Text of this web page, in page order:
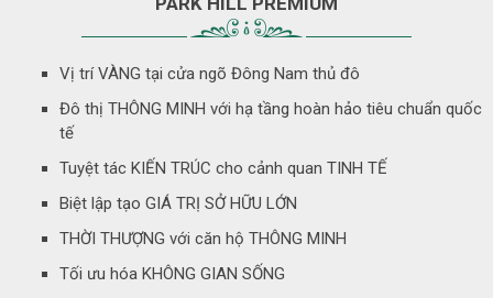
Vị trí VÀNG tại cửa ngõ Đông Nam thủ đô
Đô thị THÔNG MINH với hạ tầng hoàn hảo tiêu chuẩn quốc
tế
Tuyệt tác KIẾN TRÚC cho cảnh quan TINH TẾ
Biệt lập tạo GIÁ TRỊ SỞ HỮU LỚN
THỜI THƯỢNG với căn hộ THÔNG MINH
Tối ưu hóa KHÔNG GIAN SỐNG